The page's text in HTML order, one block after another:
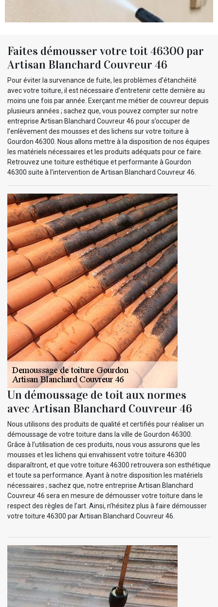
Faites démousser votre toit 46300 par
Artisan Blanchard Couvreur 46
Pour éviter la survenance de fuite, les problèmes d’étanchéité
avec votre toiture, il est nécessaire d’entretenir cette dernière au
moins une fois par année. Exerçant me métier de couvreur depuis
plusieurs années ; sachez que, vous pouvez compter sur notre
entreprise Artisan Blanchard Couvreur 46 pour s’occuper de
l’enlèvement des mousses et des lichens sur votre toiture à
Gourdon 46300. Nous allons mettre à la disposition de nos équipes
les matériels nécessaires et les produits adéquats pour ce faire.
Retrouvez une toiture esthétique et performante à Gourdon
46300 suite à l’intervention de Artisan Blanchard Couvreur 46.
Un démoussage de toit aux normes
avec Artisan Blanchard Couvreur 46
Nous utilisons des produits de qualité et certifiés pour réaliser un
démoussage de votre toiture dans la ville de Gourdon 46300.
Grâce à l’utilisation de ces produits, nous vous assurons que les
mousses et les lichens qui envahissent votre toiture 46300
disparaîtront, et que votre toiture 46300 retrouvera son esthétique
et toute sa performance. Ayant à notre disposition les matériels
nécessaires ; sachez que, notre entreprise Artisan Blanchard
Couvreur 46 sera en mesure de démousser votre toiture dans le
respect des règles de l’art. Ainsi, n’hésitez plus à faire démousser
votre toiture 46300 par Artisan Blanchard Couvreur 46.